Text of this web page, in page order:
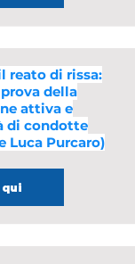
reato di rissa:
della
attiva e
di condotte
Luca Purcaro)
qui